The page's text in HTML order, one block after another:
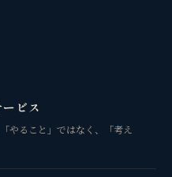
ビス
やること」ではなく、「考え